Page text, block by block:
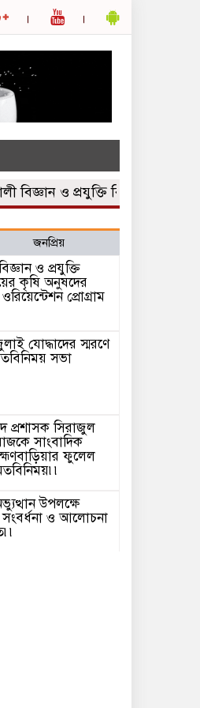
ও প্রযুক্তি বিশ্ববিদ্যালয়ের
জনপ্রিয়
ও প্রযুক্তি
কৃষি অনুষদের
ওরিয়েন্টেশন প্রোগ্রাম
যোদ্ধাদের স্মরণে
সভা
প্রশাসক সিরাজুল
সাংবাদিক
ফুলেল
উপলক্ষে
ও আলোচনা